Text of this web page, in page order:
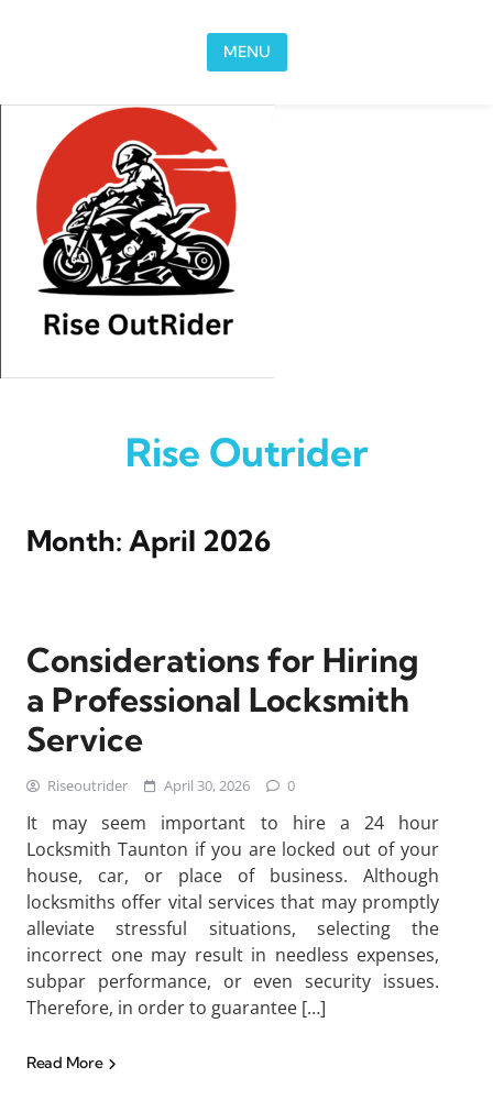
MENU
Rise Outrider
Month: April 2026
Considerations for Hiring
a Professional Locksmith
Service
Riseoutrider April 30, 2026 0
It may seem important to hire a 24 hour
Locksmith Taunton if you are locked out of your
house, car, or place of business. Although
locksmiths offer vital services that may promptly
alleviate stressful situations, selecting the
incorrect one may result in needless expenses,
subpar performance, or even security issues.
Therefore, in order to guarantee […]
Read More